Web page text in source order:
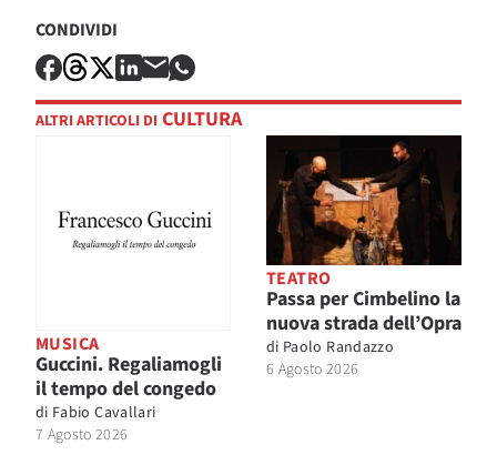
CONDIVIDI
ALTRI ARTICOLI DI CULTURA
MUSICA
Guccini. Regaliamogli
il tempo del congedo
di Fabio Cavallari
7 Agosto 2026
TEATRO
Passa per Cimbelino la
nuova strada dell’Opra
di Paolo Randazzo
6 Agosto 2026